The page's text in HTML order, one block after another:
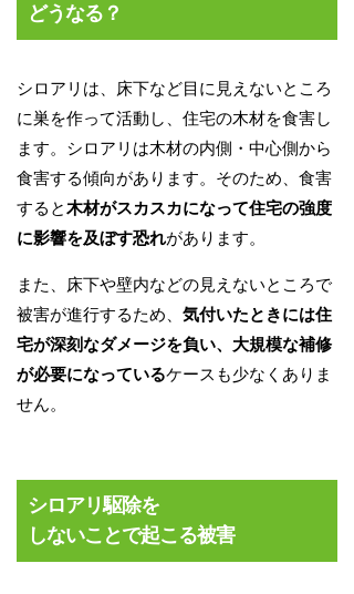
どうなる？
シロアリは、床下など目に見えないところ
に巣を作って活動し、住宅の木材を食害し
ます。シロアリは木材の内側・中心側から
食害する傾向があります。そのため、食害
すると木材がスカスカになって住宅の強度
に影響を及ぼす恐れがあります。
また、床下や壁内などの見えないところで
被害が進行するため、 気付いたときには住
宅が深刻なダメージを負い、大規模な補修
が必要になっているケースも少なくありま
せん。
シロアリ駆除を
しないことで起こる被害